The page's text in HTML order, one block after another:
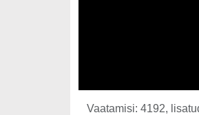
Vaatamisi: 4192,